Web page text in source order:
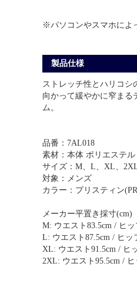
※パソコンやスマホによ
製品仕様
ストレッチ性とハリコシ
向かって緩やかに窄まる
ム。
品番：7AL018
素材：本体 ポリエステ
サイズ：M、L、XL、
対象：メンズ
カラー：プリスティン
メーカー平置き採寸(cm)
M: ウエスト83.5cm / ヒ
L: ウエスト87.5cm / ヒッ
XL: ウエスト91.5cm / ヒ
2XL: ウエスト95.5cm / ヒ